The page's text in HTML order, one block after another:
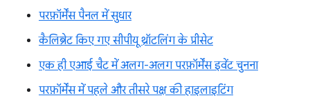
परफ़ॉर्मेंस पैनल में सुधार
कैलिब्रेट किए गए सीपीयू थ्रॉटलिंग के प्रीसेट
एक ही एआई चैट में अलग-अलग परफ़ॉर्मेंस इवेंट चुनना
परफ़ॉर्मेंस में पहले और तीसरे पक्ष की हाइलाइटिंग